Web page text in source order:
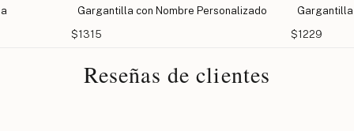
Gargantilla con Nombre Personalizado
$1315
$1229
Reseñas de clientes